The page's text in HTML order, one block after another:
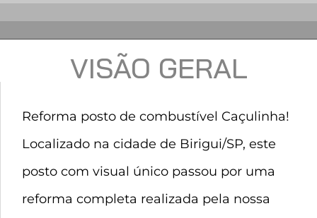
VISÃO GERAL
Reforma posto de combustível Caçulinha!
Localizado na cidade de Birigui/SP, este
posto com visual único passou por uma
reforma completa realizada pela nossa